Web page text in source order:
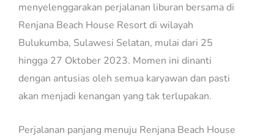
menyelenggarakan perjalanan liburan bersama di
Renjana Beach House Resort di wilayah
Bulukumba, Sulawesi Selatan, mulai dari 25
hingga 27 Oktober 2023. Momen ini dinanti
dengan antusias oleh semua karyawan dan pasti
akan menjadi kenangan yang tak terlupakan.
Perjalanan panjang menuju Renjana Beach House